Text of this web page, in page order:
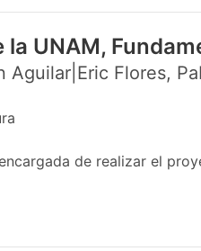
UNAM,
Aguilar|Eric Flores,
de realizar el